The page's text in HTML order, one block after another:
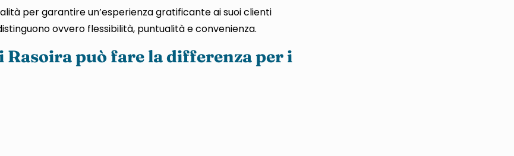
per garantire un’esperienza gratificante ai suoi clienti
ovvero flessibilità, puntualità e convenienza.
Rasoira può fare la differenza per i